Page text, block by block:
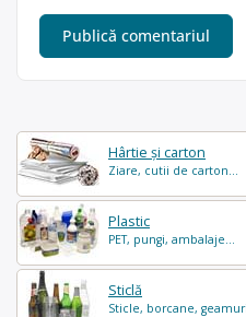
Hârtie și carton
Ziare, cutii de carton...
Plastic
PET, pungi, ambalaje...
Sticlă
Sticle, borcane,